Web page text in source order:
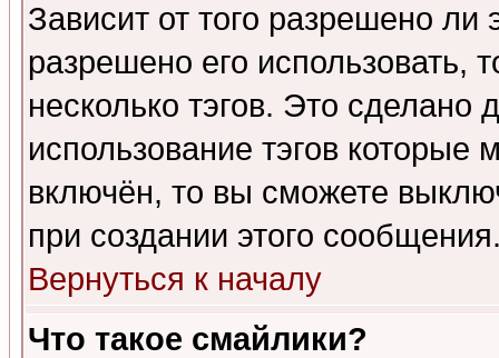
Зависит от того разрешено
разрешено его использовать,
несколько тэгов. Это сделано
использование тэгов
включён, то вы сможете
при создании этого
Вернуться к началу
Что такое смайлики?